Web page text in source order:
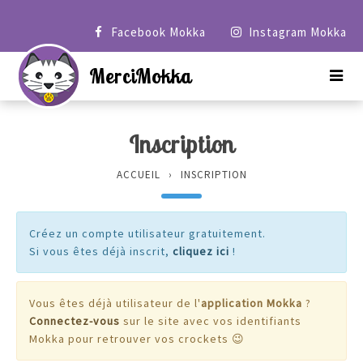
Facebook Mokka Instagram Mokka
MerciMokka
Blog
Connexion
Inscription
ACCUEIL INSCRIPTION
Créez un compte utilisateur gratuitement.
Si vous êtes déjà inscrit, cliquez ici !
Vous êtes déjà utilisateur de l'application Mokka ?
Connectez-vous sur le site avec vos identifiants
Mokka pour retrouver vos crockets 😉